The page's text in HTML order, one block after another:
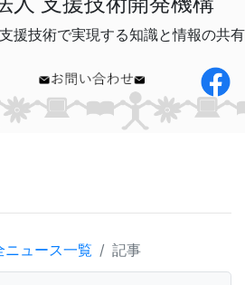
援技術で実現する知識と情報の共有
ニュース一覧 記事